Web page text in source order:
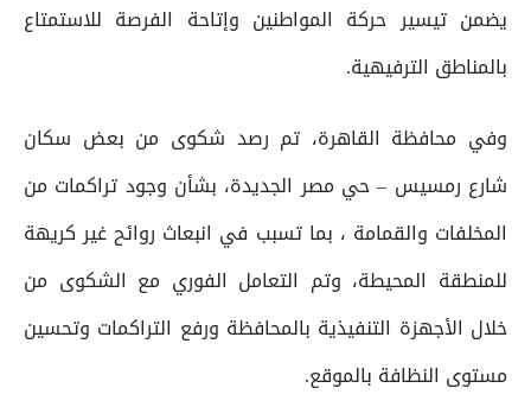
يضمن تيسير حركة المواطنين وإتاحة الفرصة للاستمتاع
بالمناطق الترفيهية.
وفي محافظة القاهرة، تم رصد شكوى من بعض سكان
شارع رمسيس – حي مصر الجديدة، بشأن وجود تراكمات من
المخلفات والقمامة ، بما تسبب في انبعاث روائح غير كريهة
للمنطقة المحيطة، وتم التعامل الفوري مع الشكوى من
خلال الأجهزة التنفيذية بالمحافظة ورفع التراكمات وتحسين
مستوى النظافة بالموقع.